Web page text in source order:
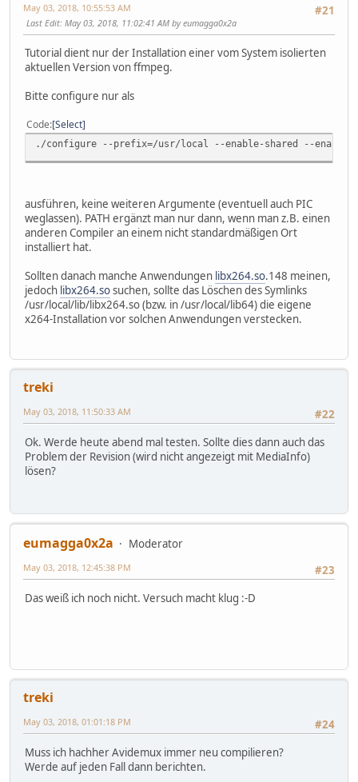
#21
May 03, 2018, 10:55:53 AM
Last Edit: May 03, 2018, 11:02:41 AM by eumagga0x2a
Tutorial dient nur der Installation einer vom System isolierten
aktuellen Version von ffmpeg.
Bitte configure nur als
Code Select
./configure --prefix=/usr/local --enable-shared --enable-
ausführen, keine weiteren Argumente (eventuell auch PIC
weglassen). PATH ergänzt man nur dann, wenn man z.B. einen
anderen Compiler an einem nicht standardmäßigen Ort
installiert hat.
Sollten danach manche Anwendungen libx264.so.148 meinen,
jedoch libx264.sosuchen, sollte das Löschen des Symlinks
/usr/local/lib/libx264.so (bzw. in /usr/local/lib64) die eigene
x264-Installation vor solchen Anwendungen verstecken.
treki
#22
May 03, 2018, 11:50:33 AM
Ok. Werde heute abend mal testen. Sollte dies dann auch das
Problem der Revision (wird nicht angezeigt mit MediaInfo)
lösen?
eumagga0x2a
Moderator
#23
May 03, 2018, 12:45:38 PM
Das weiß ich noch nicht. Versuch macht klug :-D
treki
#24
May 03, 2018, 01:01:18 PM
Muss ich hachher Avidemux immer neu compilieren?
Werde auf jeden Fall dann berichten.